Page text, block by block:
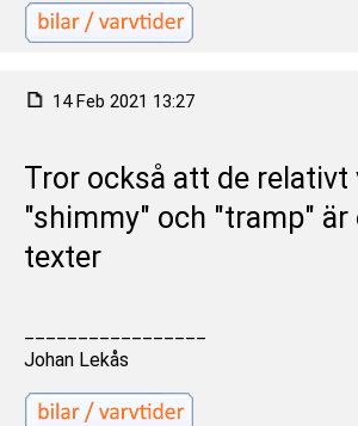
14 Feb 2021 13:27
Tror också att de relativt
"shimmy" och "tramp"
texter
Johan Lekås